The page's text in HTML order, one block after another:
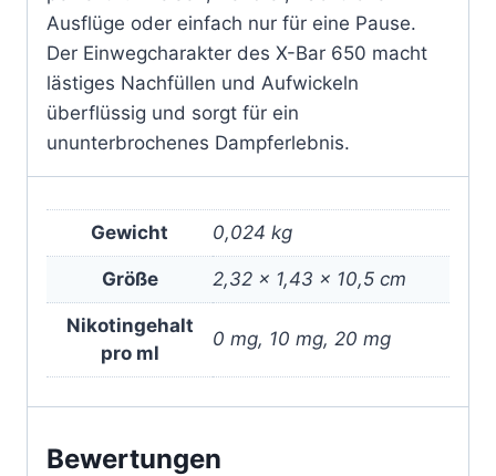
Ausflüge oder einfach nur für eine Pause.
Der Einwegcharakter des X-Bar 650 macht
lästiges Nachfüllen und Aufwickeln
überflüssig und sorgt für ein
ununterbrochenes Dampferlebnis.
Gewicht 0,024 kg
Größe 2,32 × 1,43 × 10,5 cm
Nikotingehalt
pro ml
0 mg, 10 mg, 20 mg
Bewertungen